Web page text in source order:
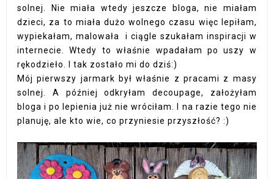
solnej. Nie miała wtedy jeszcze bloga, nie miałam
dzieci, za to miała dużo wolnego czasu więc lepiłam,
wypiekałam, malowała i ciągle szukałam inspiracji w
internecie. Wtedy to właśnie wpadałam po uszy w
rękodzieło. I tak zostało mi do dziś:)
Mój pierwszy jarmark był właśnie z pracami z masy
solnej. A później odkryłam decoupage, założyłam
bloga i po lepienia już nie wróciłam. I na razie tego nie
planuję, ale kto wie, co przyniesie przyszłość? :)